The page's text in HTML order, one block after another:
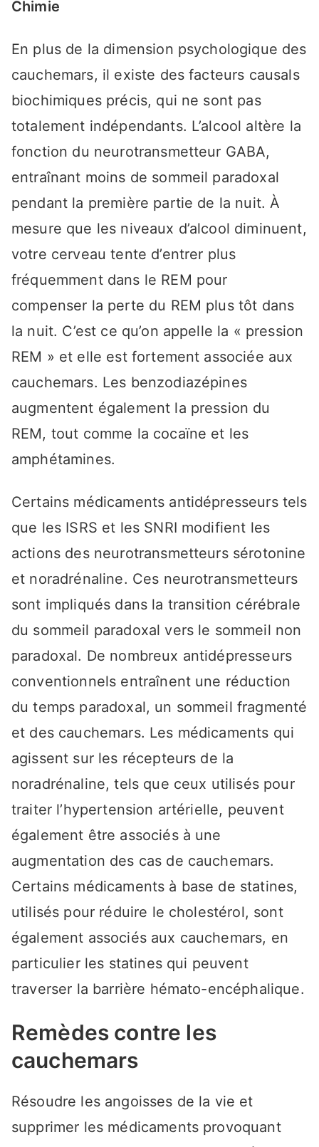
Chimie
En plus de la dimension psychologique des
cauchemars, il existe des facteurs causals
biochimiques précis, qui ne sont pas
totalement indépendants. L’alcool altère la
fonction du neurotransmetteur GABA,
entraînant moins de sommeil paradoxal
pendant la première partie de la nuit. À
mesure que les niveaux d’alcool diminuent,
votre cerveau tente d’entrer plus
fréquemment dans le REM pour
compenser la perte du REM plus tôt dans
la nuit. C’est ce qu’on appelle la « pression
REM » et elle est fortement associée aux
cauchemars. Les benzodiazépines
augmentent également la pression du
REM, tout comme la cocaïne et les
amphétamines.
Certains médicaments antidépresseurs tels
que les ISRS et les SNRI modifient les
actions des neurotransmetteurs sérotonine
et noradrénaline. Ces neurotransmetteurs
sont impliqués dans la transition cérébrale
du sommeil paradoxal vers le sommeil non
paradoxal. De nombreux antidépresseurs
conventionnels entraînent une réduction
du temps paradoxal, un sommeil fragmenté
et des cauchemars. Les médicaments qui
agissent sur les récepteurs de la
noradrénaline, tels que ceux utilisés pour
traiter l’hypertension artérielle, peuvent
également être associés à une
augmentation des cas de cauchemars.
Certains médicaments à base de statines,
utilisés pour réduire le cholestérol, sont
également associés aux cauchemars, en
particulier les statines qui peuvent
traverser la barrière hémato-encéphalique.
Remèdes contre les
cauchemars
Résoudre les angoisses de la vie et
supprimer les médicaments provoquant